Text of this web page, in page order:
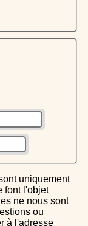
font l'objet
ne nous sont
ou
à l'adresse